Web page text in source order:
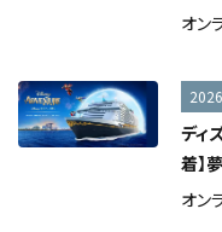
オン
ディ
着】
オン